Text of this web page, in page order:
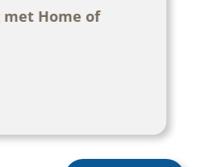
met Home of